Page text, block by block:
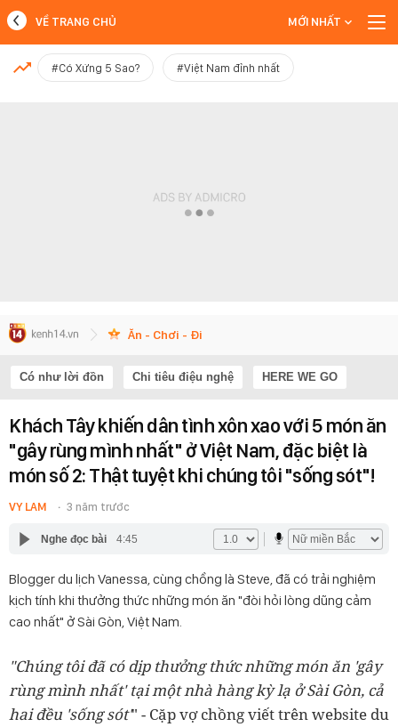
MỚI NHẤT
VỀ TRANG CHỦ MỚI NHẤT
#Có Xứng 5 Sao? #Việt Nam đỉnh nhất
Ăn - Chơi - Đi
Có như lời đồn Chi tiêu điệu nghệ HERE WE GO
Khách Tây khiến dân tình xôn xao với 5 món ăn
"gây rùng mình nhất" ở Việt Nam, đặc biệt là
món số 2: Thật tuyệt khi chúng tôi "sống sót"!
VY LAM 3 năm trước
Nghe đọc bài 4:45
Blogger du lịch Vanessa, cùng chồng là Steve, đã có trải nghiệm
kịch tính khi thưởng thức những món ăn "đòi hỏi lòng dũng cảm
cao nhất" ở Sài Gòn, Việt Nam.
"Chúng tôi đã có dịp thưởng thức những món ăn 'gây
rùng mình nhất' tại một nhà hàng kỳ lạ ở Sài Gòn, cả
hai đều 'sống sót'" - Cặp vợ chồng viết trên website du